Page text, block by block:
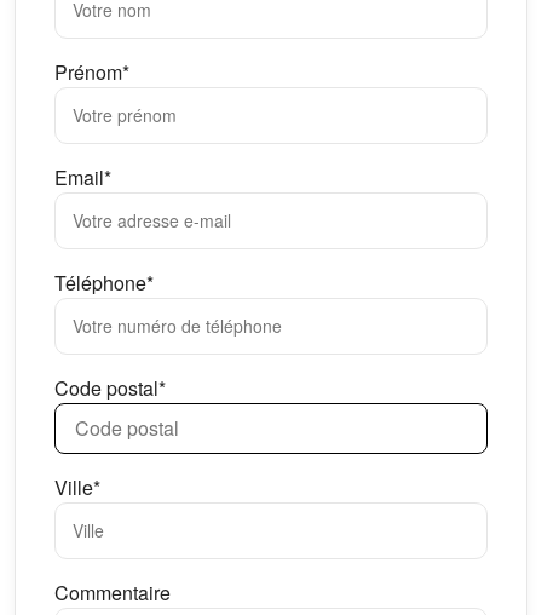
Prénom*
Email*
Téléphone*
Code postal*
Ville*
Commentaire